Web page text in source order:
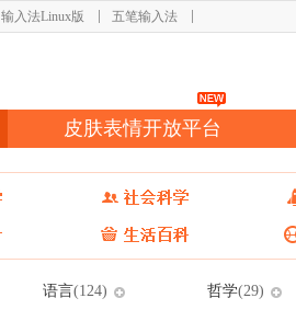
输入法Linux版 五笔输入法
皮肤表情开放平台
语言(124) 哲学(29)